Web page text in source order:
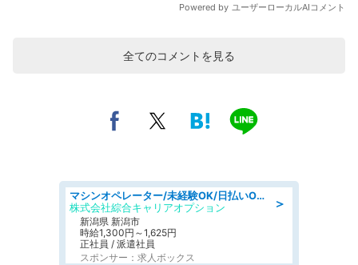
全てのコメントを見る
＞
マシンオペレーター/未経験OK/日払いOK/寮費無料/交替制/20・30・40代活躍中
株式会社綜合キャリアオプション
新潟県 新潟市
時給1,300円～1,625円
正社員 / 派遣社員
スポンサー：求人ボックス